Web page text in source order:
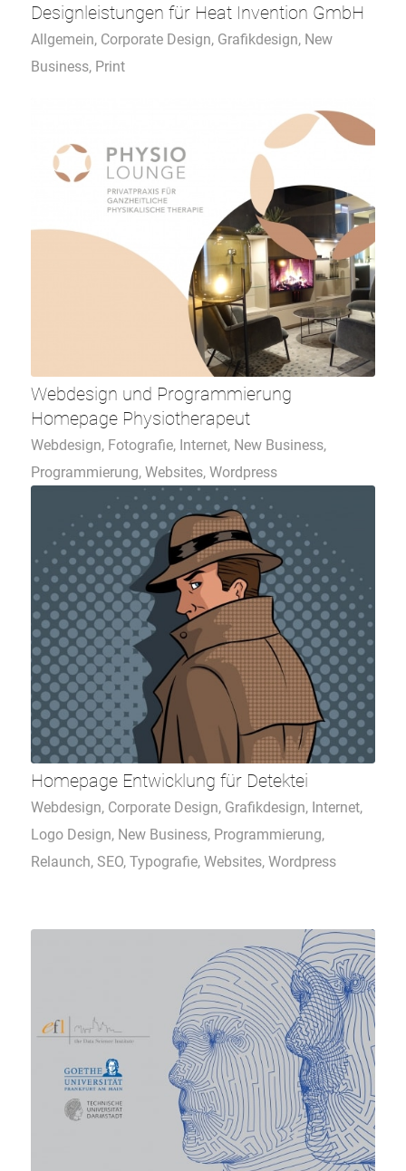
Designleistungen für Heat Invention GmbH
Allgemein, Corporate Design, Grafikdesign, New
Business, Print
Webdesign und Programmierung
Homepage Physiotherapeut
Webdesign, Fotografie, Internet, New Business,
Programmierung, Websites, Wordpress
Homepage Entwicklung für Detektei
Webdesign, Corporate Design, Grafikdesign, Internet,
Logo Design, New Business, Programmierung,
Relaunch, SEO, Typografie, Websites, Wordpress